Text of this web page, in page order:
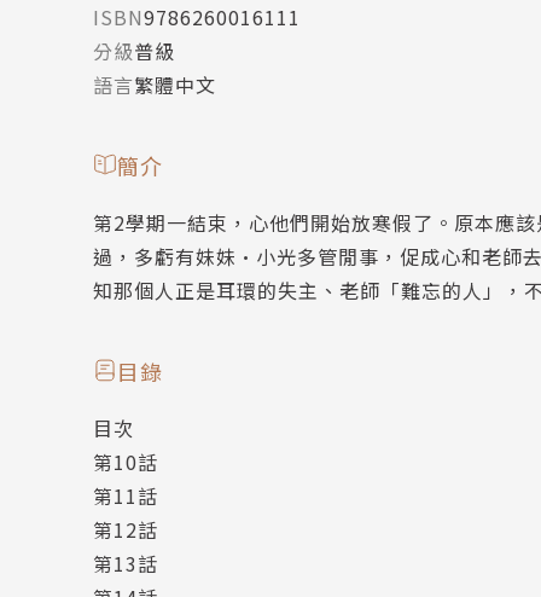
ISBN9786260016111
分級普級
語言繁體中文
簡介
第2學期一結束，心他們開始放寒假了。原本應
過，多虧有妹妹•小光多管閒事，促成心和老師
知那個人正是耳環的失主、老師「難忘的人」
目錄
目次
第10話
第11話
第12話
第13話